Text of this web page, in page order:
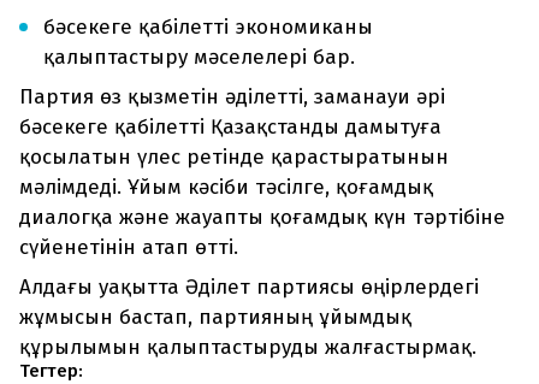
бәсекеге қабілетті экономиканы
қалыптастыру мәселелері бар.
Партия өз қызметін әділетті, заманауи әрі
бәсекеге қабілетті Қазақстанды дамытуға
қосылатын үлес ретінде қарастыратынын
мәлімдеді. Ұйым кәсіби тәсілге, қоғамдық
диалогқа және жауапты қоғамдық күн тәртібіне
сүйенетінін атап өтті.
Алдағы уақытта Әділет партиясы өңірлердегі
жұмысын бастап, партияның ұйымдық
құрылымын қалыптастыруды жалғастырмақ.
Тегтер: